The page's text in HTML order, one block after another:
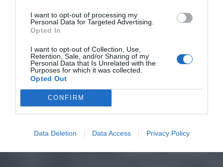
I want to opt-out of processing my
Personal Data for Targeted Advertising.
Opted In
I want to opt-out of Collection, Use,
Retention, Sale, and/or Sharing of my
Personal Data that Is Unrelated with the
Purposes for which it was collected.
Opted Out
CONFIRM
Data Deletion Data Access Privacy Policy